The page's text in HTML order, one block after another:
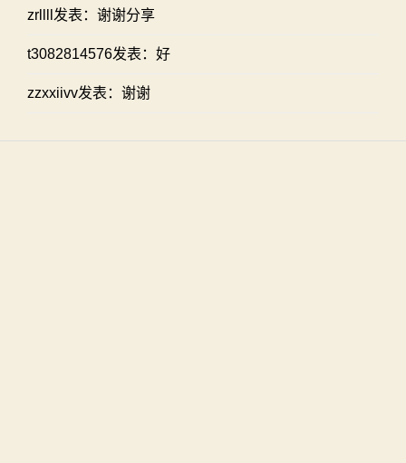
zrllll发表：谢谢分享
t3082814576发表：好
zzxxiivv发表：谢谢